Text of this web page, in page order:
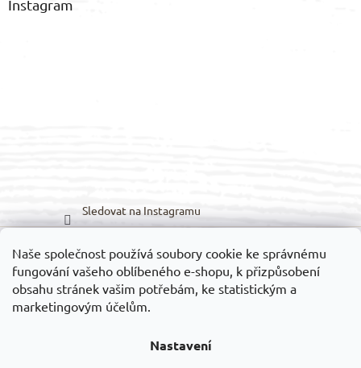
Naše společnost používá soubory cookie ke správnému
fungování vašeho oblíbeného e-shopu, k přizpůsobení
obsahu stránek vašim potřebám, ke statistickým a
marketingovým účelům.
Nastavení
Instagram
Sledovat na Instagramu
Možnosti dopravy: Možnosti platby:
Vytvořil Shoptet